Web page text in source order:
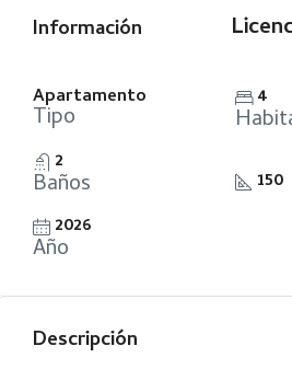
Información
Apartamento
Tipo
4
2
Baños
150
2026
Año
Descripción